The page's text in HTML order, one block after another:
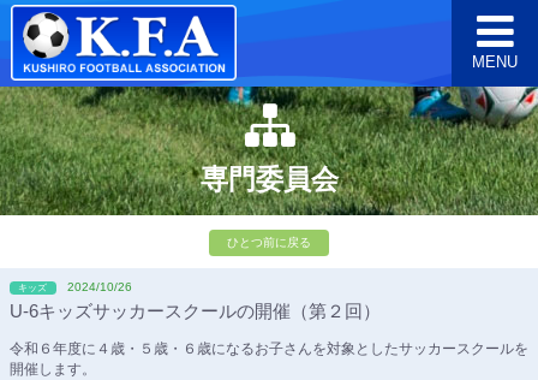
MENU
専門委員会
ひとつ前に戻る
キッズ 2024/10/26
U-6キッズサッカースクールの開催（第２回）
令和６年度に４歳・５歳・６歳になるお子さんを対象としたサッカースクールを
開催します。